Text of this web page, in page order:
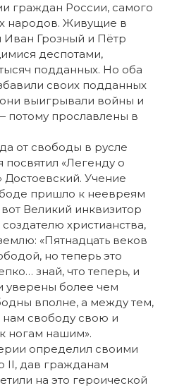
граждан России, самого
народов. Живущие в
Иван Грозный и Пётр
деспотами,
подданных. Но оба
своих подданных
выигрывали войны и
прославлены в
от свободы в русле
«Легенду о
Учение
пришло к неевреям
Великий инквизитор
христианства,
«Пятнадцать веков
но теперь это
знай, что теперь, и
уверены более чем
вполне, а между тем,
свободу свою и
ногам нашим».
определил своими
II, дав гражданам
на это героической